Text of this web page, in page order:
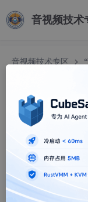
音视频技术
音视频技术专区